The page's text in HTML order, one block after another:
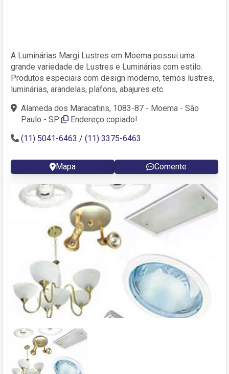
A Luminárias Margi Lustres em Moema possui uma
grande variedade de Lustres e Luminárias com estilo.
Produtos especiais com design moderno, temos lustres,
luminárias, arandelas, plafons, abajures etc.
Alameda dos Maracatins, 1083-87 - Moema - São
Paulo - SP
Endereço copiado!
(11) 5041-6463 / (11) 3375-6463
Mapa Comente